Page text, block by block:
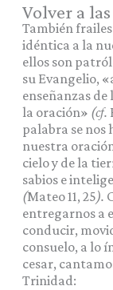
Volver a
También
idéntica a la
ellos son
su Evangelio,
enseñanzas
la oración» (cf.
palabra se nos
nuestra
cielo y de la
sabios e
(Mateo 11, 25).
entregarnos a
conducir,
consuelo, a lo
cesar,
Trinidad: